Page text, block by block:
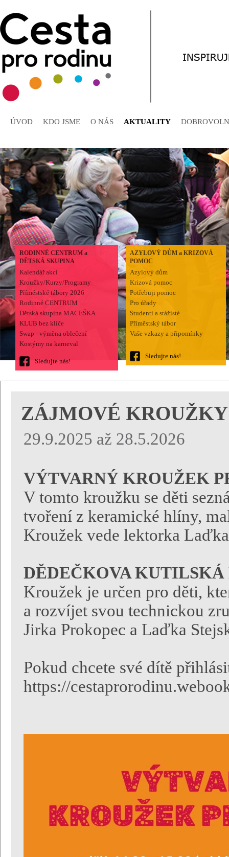
ÚVOD KDO JSME O NÁS AKTUALITY
RODINNÉ CENTRUM a
DĚTSKÁ SKUPINA
Kalendář akcí
Kroužky/Kurzy/Programy
Příměstské tábory 2026
Rodinné CENTRUM
Dětská skupina MACEŠKA
KLUB bez klíče
Swap - výměna oblečení
Kostýmy na karneval
Sledujte nás!
AZYLOVÝ DŮM a KRIZOVÁ
POMOC
Azylový dům
Krizová pomoc
Potřebuji pomoc
Pro úřady
Studenti a stážisté
Příměstský tábor
Vaše vzkazy a připomínky
Sledujte nás!
ZÁJMOVÉ
29.9.2025 až 28.5.2026
VÝTVARNÝ KROUŽEK
V tomto kroužku se děti
tvoření z keramické hlíny,
Kroužek vede lektorka
DĚDEČKOVA
Kroužek je určen pro děti,
a rozvíjet svou technickou
Jirka Prokopec a Laďka
Pokud chcete své dítě
https://